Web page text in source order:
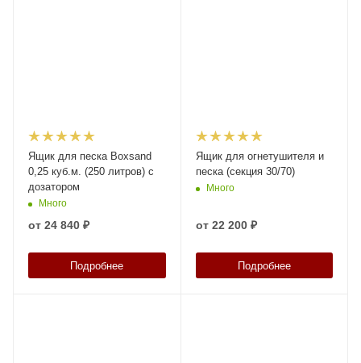
Ящик для песка Boxsand
0,25 куб.м. (250 литров) с
дозатором
Много
от 24 840 ₽
Подробнее
Ящик для огнетушителя и
песка (секция 30/70)
Много
от 22 200 ₽
Подробнее